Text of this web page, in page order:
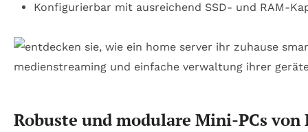
Konfigurierbar mit ausreichend SSD- und RAM-
Robuste und modulare Mini-PCs